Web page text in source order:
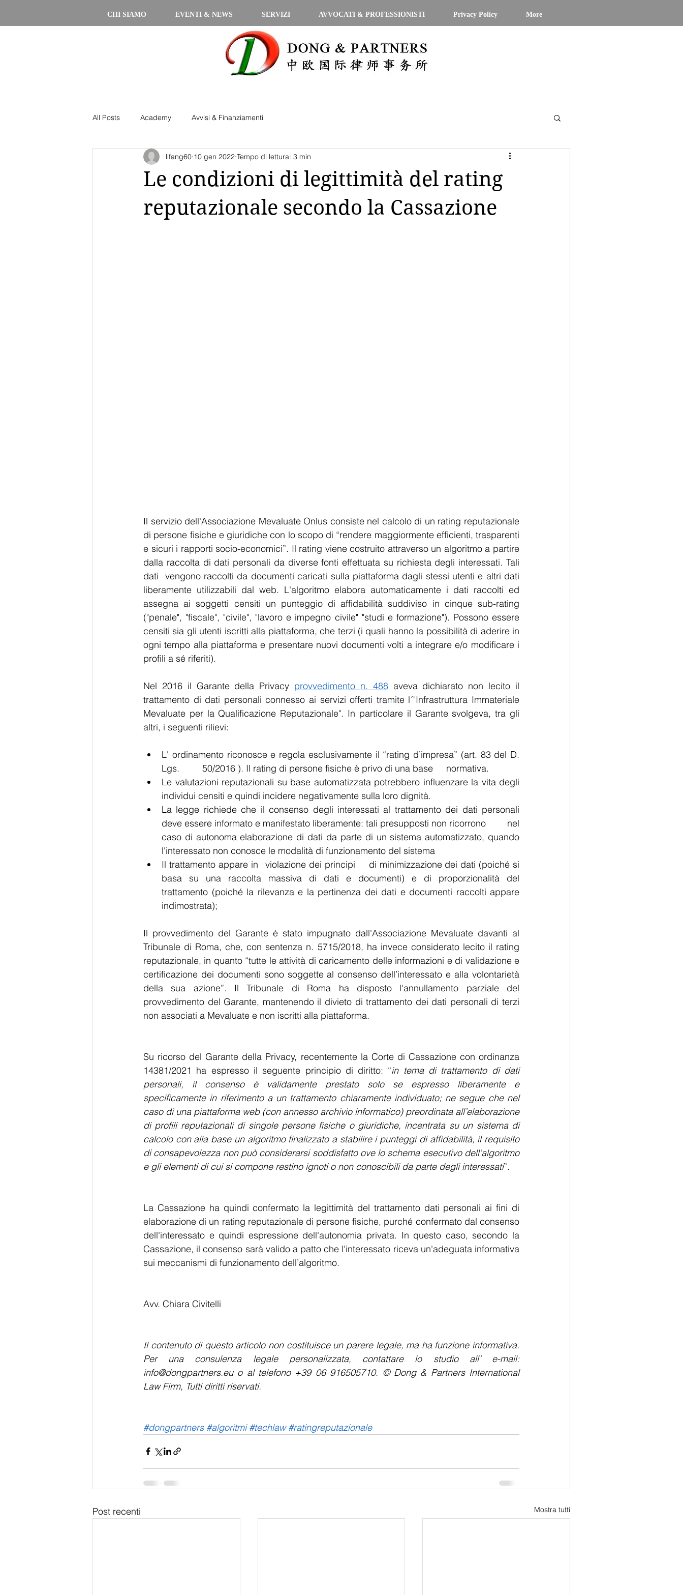
All Posts Academy Avvisi & Finanziamenti
Le condizioni di legittimità del rating
reputazionale secondo la Cassazione
lifang60 10 gen 2022 Tempo di lettura: 3 min
Il servizio dell'Associazione Mevaluate Onlus consiste nel calcolo di un rating reputazionale
di persone fisiche e giuridiche con lo scopo di “rendere maggiormente efficienti, trasparenti
e sicuri i rapporti socio-economici”. Il rating viene costruito attraverso un algoritmo a partire
dalla raccolta di dati personali da diverse fonti effettuata su richiesta degli interessati. Tali
dati  vengono raccolti da documenti caricati sulla piattaforma dagli stessi utenti e altri dati
liberamente utilizzabili dal web. L'algoritmo elabora automaticamente i dati raccolti ed
assegna ai soggetti censiti un punteggio di affidabilità suddiviso in cinque sub-rating
("penale", "fiscale", "civile", "lavoro e impegno civile" "studi e formazione"). Possono essere
censiti sia gli utenti iscritti alla piattaforma, che terzi (i quali hanno la possibilità di aderire in
ogni tempo alla piattaforma e presentare nuovi documenti volti a integrare e/o modificare i
profili a sé riferiti).
Nel 2016 il Garante della Privacy provvedimento n. 488 aveva dichiarato non lecito il
trattamento di dati personali connesso ai servizi offerti tramite l´"Infrastruttura Immateriale
Mevaluate per la Qualificazione Reputazionale". In particolare il Garante svolgeva, tra gli
altri, i seguenti rilievi:
L' ordinamento riconosce e regola esclusivamente il “rating d’impresa” (art. 83 del D.
Lgs. 	50/2016 ). Il rating di persone fisiche è privo di una base 	normativa.
Le valutazioni reputazionali su base automatizzata potrebbero influenzare la vita degli
individui censiti e quindi incidere negativamente sulla loro dignità.
La legge richiede che il consenso degli interessati al trattamento dei dati personali
deve essere informato e manifestato liberamente: tali presupposti non ricorrono 	nel
caso di autonoma elaborazione di dati da parte di un sistema automatizzato, quando
l'interessato non conosce le modalità di funzionamento del sistema
Il trattamento appare in 	violazione dei principi 	di minimizzazione dei dati (poiché si
basa su una raccolta massiva di dati e documenti) e di proporzionalità del
trattamento (poiché la rilevanza e la pertinenza dei dati e documenti raccolti appare
indimostrata);
Il provvedimento del Garante è stato impugnato dall'Associazione Mevaluate davanti al
Tribunale di Roma, che, con sentenza n. 5715/2018, ha invece considerato lecito il rating
reputazionale, in quanto “tutte le attività di caricamento delle informazioni e di validazione e
certificazione dei documenti sono soggette al consenso dell’interessato e alla volontarietà
della sua azione”. Il Tribunale di Roma ha disposto l'annullamento parziale del
provvedimento del Garante, mantenendo il divieto di trattamento dei dati personali di terzi
non associati a Mevaluate e non iscritti alla piattaforma.
Su ricorso del Garante della Privacy, recentemente la Corte di Cassazione con ordinanza
14381/2021 ha espresso il seguente principio di diritto: “in tema di trattamento di dati
personali, il consenso è validamente prestato solo se espresso liberamente e
specificamente in riferimento a un trattamento chiaramente individuato; ne segue che nel
caso di una piattaforma web (con annesso archivio informatico) preordinata all’elaborazione
di profili reputazionali di singole persone fisiche o giuridiche, incentrata su un sistema di
calcolo con alla base un algoritmo finalizzato a stabilire i punteggi di affidabilità, il requisito
di consapevolezza non può considerarsi soddisfatto ove lo schema esecutivo dell’algoritmo
e gli elementi di cui si compone restino ignoti o non conoscibili da parte degli interessati”.
La Cassazione ha quindi confermato la legittimità del trattamento dati personali ai fini di
elaborazione di un rating reputazionale di persone fisiche, purché confermato dal consenso
dell'interessato e quindi espressione dell'autonomia privata. In questo caso, secondo la
Cassazione, il consenso sarà valido a patto che l'interessato riceva un'adeguata informativa
sui meccanismi di funzionamento dell’algoritmo.
Avv. Chiara Civitelli
Il contenuto di questo articolo non costituisce un parere legale, ma ha funzione informativa.
Per una consulenza legale personalizzata, contattare lo studio all’ e-mail:
info@dongpartners.eu o al telefono +39 06 916505710. © Dong & Partners International
Law Firm, Tutti diritti riservati.
#dongpartners #algoritmi #techlaw #ratingreputazionale
Post recenti Mostra tutti
CHI SIAMO EVENTI & NEWS SERVIZI AVVOCATI & PROFESSIONISTI Privacy Policy More